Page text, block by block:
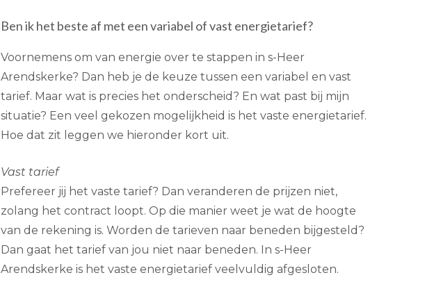
Ben ik het beste af met een variabel of vast energietarief?
Voornemens om van energie over te stappen in s-Heer
Arendskerke? Dan heb je de keuze tussen een variabel en vast
tarief. Maar wat is precies het onderscheid? En wat past bij mijn
situatie? Een veel gekozen mogelijkheid is het vaste energietarief.
Hoe dat zit leggen we hieronder kort uit.
Vast tarief
Prefereer jij het vaste tarief? Dan veranderen de prijzen niet,
zolang het contract loopt. Op die manier weet je wat de hoogte
van de rekening is. Worden de tarieven naar beneden bijgesteld?
Dan gaat het tarief van jou niet naar beneden. In s-Heer
Arendskerke is het vaste energietarief veelvuldig afgesloten.